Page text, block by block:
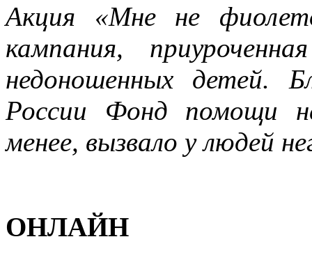
Акция «Мне не
кампания,
недоношенных детей.
России Фонд помощи
менее, вызвало у людей
ОНЛАЙН